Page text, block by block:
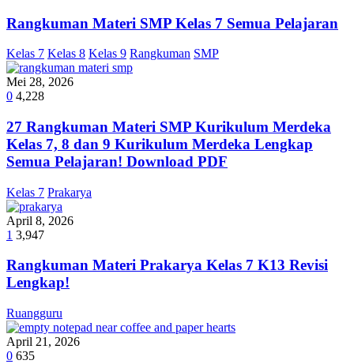
Rangkuman Materi SMP Kelas 7 Semua Pelajaran
Kelas 7 Kelas 8 Kelas 9 Rangkuman SMP
Mei 28, 2026
0 4,228
27 Rangkuman Materi SMP Kurikulum Merdeka
Kelas 7, 8 dan 9 Kurikulum Merdeka Lengkap
Semua Pelajaran! Download PDF
Kelas 7 Prakarya
April 8, 2026
1 3,947
Rangkuman Materi Prakarya Kelas 7 K13 Revisi
Lengkap!
Ruangguru
April 21, 2026
0 635